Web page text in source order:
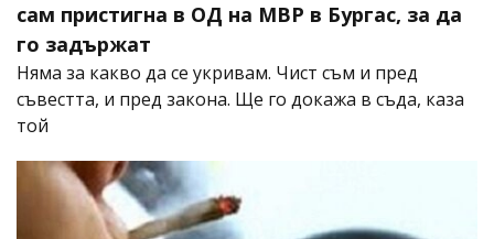
сам пристигна в ОД на МВР в Бургас, за да
го задържат
Няма за какво да се укривам. Чист съм и пред
съвестта, и пред закона. Ще го докажа в съда, каза
той